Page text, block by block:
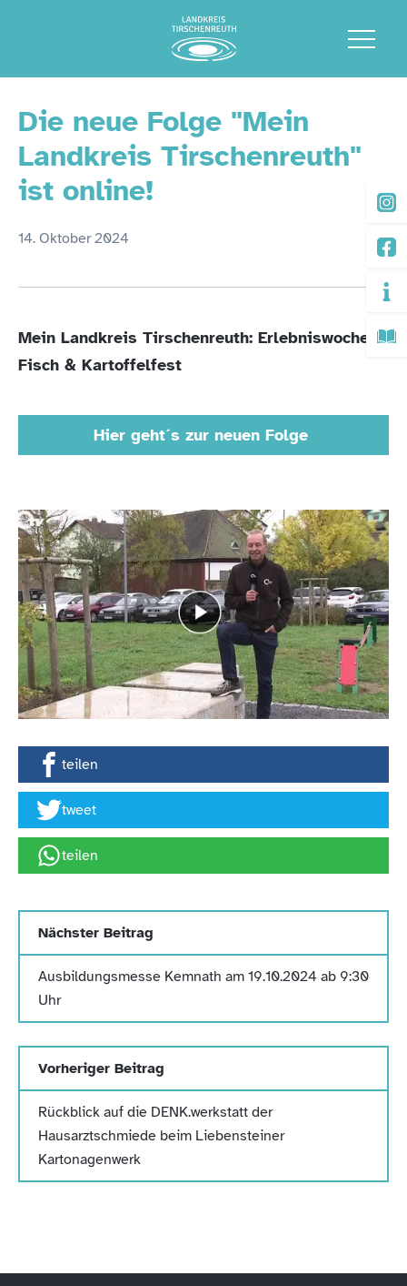
Die neue Folge "Mein
Landkreis Tirschenreuth"
ist online!
14. Oktober 2024
Mein Landkreis Tirschenreuth: Erlebniswochen
Fisch & Kartoffelfest
Hier geht´s zur neuen Folge
teilen
tweet
teilen
Nächster Beitrag
Ausbildungsmesse Kemnath am 19.10.2024 ab 9:30
Uhr
Vorheriger Beitrag
Rückblick auf die DENK.werkstatt der
Hausarztschmiede beim Liebensteiner
Kartonagenwerk